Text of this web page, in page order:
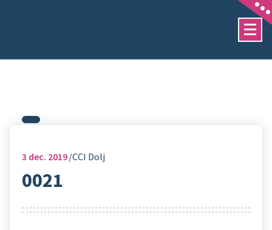
3 dec. 2019 CCI Dolj
0021